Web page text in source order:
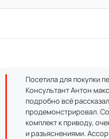
Посетила для покупки
Консультант Антон
подробно всё
продемонстрировал.
комплект к приводу,
и разъяснениями.